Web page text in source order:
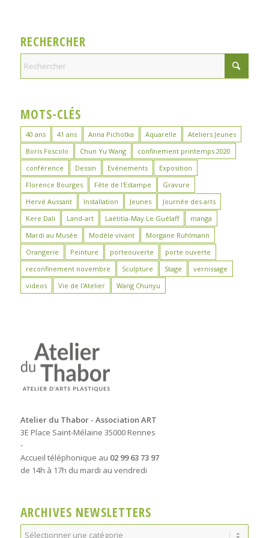
RECHERCHER
MOTS-CLÉS
40 ans 41 ans Anna Pichotka Aquarelle
Ateliers Jeunes
Boris Foscolo
Chun Yu Wang
confinement printemps 2020
conférence
Dessin Evénements
Exposition
Florence Bourges
Fête de l'Estampe
Gravure
Hervé Aussant
Installation Jeunes
Journée des arts
Kere Dali
Land-art Laëtitia-May Le Guélaff
manga
Mardi au Musée
Modèle vivant
Morgane Ruhlmann
Orangerie
Peinture porteouverte
porte ouverte
reconfinement novembre
Sculpture Stage
vernissage
videos
Vie de l'Atelier Wang Chunyu
Atelier du Thabor - Association ART
3E Place Saint-Mélaine 35000 Rennes
-
Accueil téléphonique au 02 99 63 73 97
de 14h à 17h du mardi au vendredi
ARCHIVES NEWSLETTERS
Archives